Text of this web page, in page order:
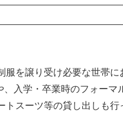
服を譲り受け必要な世帯に
、入学・卒業時のフォーマ
トスーツ等の貸し出しも行